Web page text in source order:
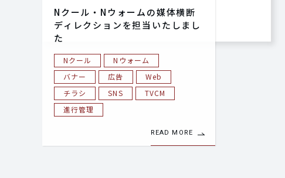
Nクール・Nウォームの媒体横断
ディレクションを担当いたしまし
た
Nクール
Nウォーム
バナー
広告
Web
チラシ
SNS
TVCM
進行管理
READ MORE